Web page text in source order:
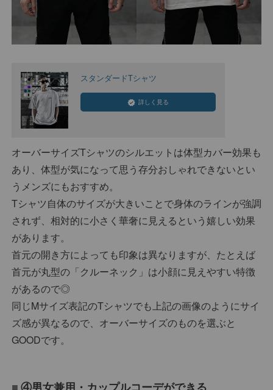
スタンダードTシャツ
詳しく見る
オーバーサイズTシャツのシルエットは体型カバー効果も
あり、体型が気になって思う存分おしゃれできないとい
うメンズにもおすすめ。
Tシャツ自体のサイズが大きいことで身体のラインが強調
されず、相対的に小さく華奢に見えるという嬉しい効果
があります。
首元の開き方によっても印象は異なりますが、たとえば
首元が丸型の「クルーネック」は小顔に見えやすい特徴
があるので◎
同じMサイズ表記のTシャツでも上記の画像のようにサイ
ズ感が異なるので、オーバーサイズのものを選ぶと
GOODです。
④男女兼用・カップルコーデができる